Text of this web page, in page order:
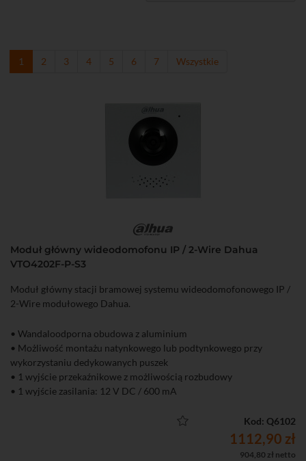
1 2 3 4 5 6 7 Wszystkie
Moduł główny wideodomofonu IP / 2-Wire Dahua
VTO4202F-P-S3
Moduł główny stacji bramowej systemu wideodomofonowego IP /
2-Wire modułowego Dahua.
• Wandaloodporna obudowa z aluminium
• Możliwość montażu natynkowego lub podtynkowego przy
wykorzystaniu dedykowanych puszek
• 1 wyjście przekaźnikowe z możliwością rozbudowy
• 1 wyjście zasilania: 12 V DC / 600 mA
• Funkcja zapisu wiadomości wideo po nieodebranym połączeniu
• IP65 (wymagane silikowanie), klasa wandaloodporności IK07,
Kod: Q6102
1112,90 zł
904,80 zł netto